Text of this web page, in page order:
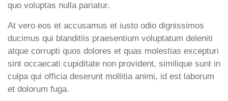
quo voluptas nulla pariatur.
At vero eos et accusamus et iusto odio dignissimos
ducimus qui blanditiis praesentium voluptatum deleniti
atque corrupti quos dolores et quas molestias excepturi
sint occaecati cupiditate non provident, similique sunt in
culpa qui officia deserunt mollitia animi, id est laborum
et dolorum fuga.